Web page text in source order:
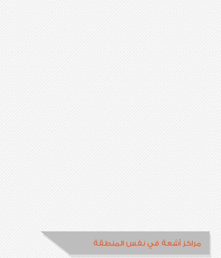
مراكز أشعة في نفس المنطقة